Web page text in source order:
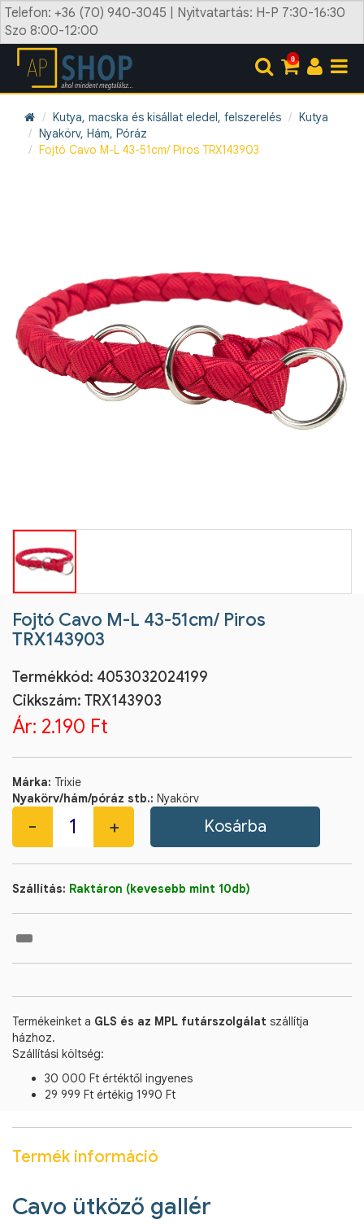
Telefon: +36 (70) 940-3045 | Nyitvatartás: H-P 7:30-16:30
Szo 8:00-12:00
0
Kutya, macska és kisállat eledel, felszerelés
Kutya
Nyakörv, Hám, Póráz
Fojtó Cavo M-L 43-51cm/ Piros TRX143903
Fojtó Cavo M-L 43-51cm/ Piros
TRX143903
Termékkód: 4053032024199
Cikkszám: TRX143903
Ár: 2.190 Ft
Márka: Trixie
Nyakörv/hám/póráz stb.: Nyakörv
Szállítás: Raktáron (kevesebb mint 10db)
Termékeinket a GLS és az MPL futárszolgálat szállítja
házhoz.
Szállítási költség:
30 000 Ft értéktől ingyenes
29 999 Ft értékig 1990 Ft
Termék információ
Cavo ütköző gallér